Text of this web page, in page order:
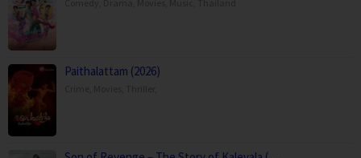
Paithalattam (2026)